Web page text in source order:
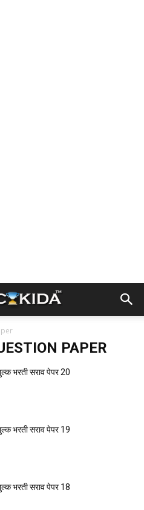
PAPER
भरती सराव पेपर 20
भरती सराव पेपर 19
भरती सराव पेपर 18